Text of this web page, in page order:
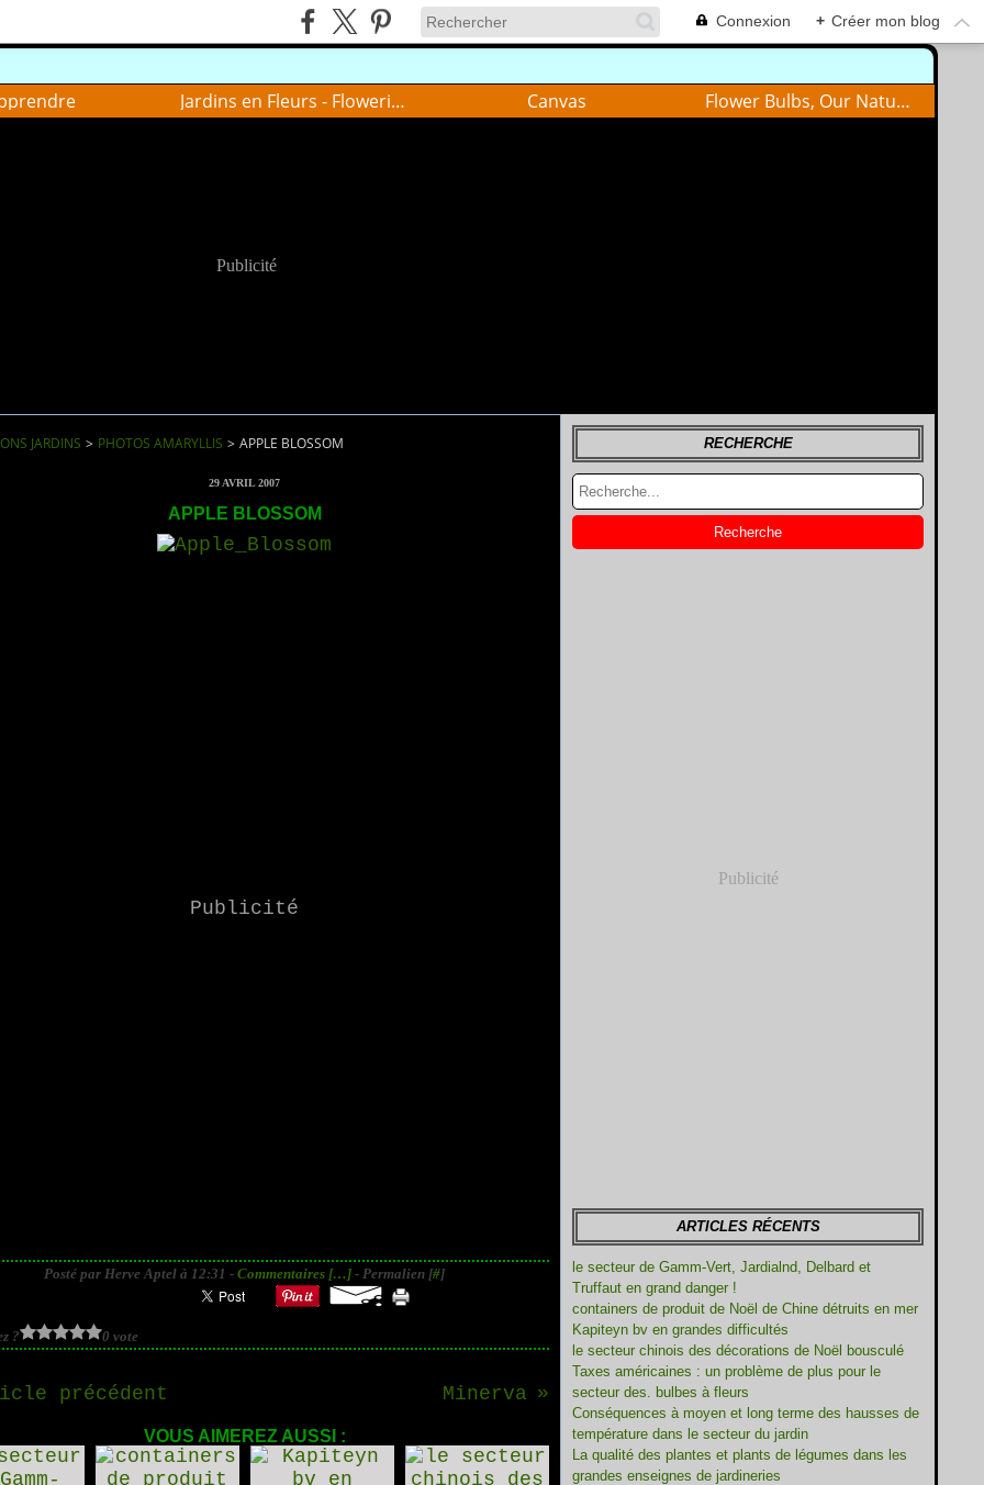
Connexion + Créer mon blog
Jardins en Fleurs - Flowering gardens Canvas Flower Bulbs, Our Nature
Publicité
JARDINS > PHOTOS AMARYLLIS > APPLE BLOSSOM
29 AVRIL 2007
APPLE BLOSSOM
Publicité
Posté par Herve Aptel à 12:31 -Commentaires […] - Permalien [#]
? 0 vote
précédent Minerva
VOUS AIMEREZ AUSSI :
RECHERCHE
Publicité
ARTICLES RÉCENTS
le secteur de Gamm-Vert, Jardialnd, Delbard et
Truffaut en grand danger !
containers de produit de Noël de Chine détruits en mer
Kapiteyn bv en grandes difficultés
le secteur chinois des décorations de Noël bousculé
Taxes américaines : un problème de plus pour le
secteur des. bulbes à fleurs
Conséquences à moyen et long terme des hausses de
température dans le secteur du jardin
La qualité des plantes et plants de légumes dans les
grandes enseignes de jardineries